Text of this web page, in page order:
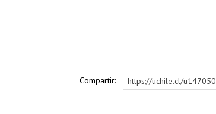
Compartir: https://uchile.cl/u147050